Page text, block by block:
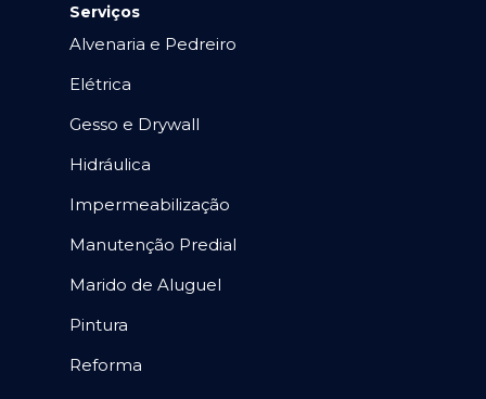
Serviços
Alvenaria e Pedreiro
Elétrica
Gesso e Drywall
Hidráulica
Impermeabilização
Manutenção Predial
Marido de Aluguel
Pintura
Reforma